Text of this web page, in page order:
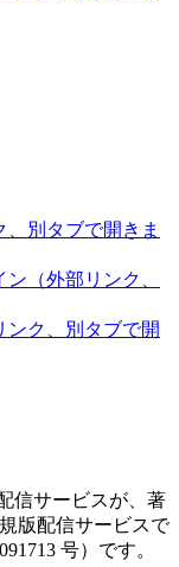
、別タブで開きま
ン （外部リンク、
ンク、別タブで開
信サービスが、著
版配信サービスで
号）です。